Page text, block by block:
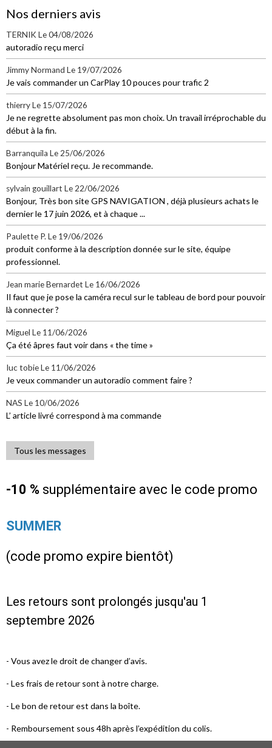
Nos derniers avis
TERNIK Le 04/08/2026
autoradio reçu merci
Jimmy Normand Le 19/07/2026
Je vais commander un CarPlay 10 pouces pour trafic 2
thierryLe 15/07/2026
Je ne regrette absolument pas mon choix. Un travail irréprochable du
début à la fin.
Barranquila Le 25/06/2026
Bonjour Matériel reçu. Je recommande.
sylvain gouillart Le 22/06/2026
Bonjour, Très bon site GPS NAVIGATION , déjà plusieurs achats le
dernier le 17 juin 2026, et à chaque ...
Paulette P. Le 19/06/2026
produit conforme à la description donnée sur le site, équipe
professionnel.
Jean marie Bernardet Le 16/06/2026
Il faut que je pose la caméra recul sur le tableau de bord pour pouvoir
là connecter ?
Miguel Le 11/06/2026
Ça été âpres faut voir dans « the time »
Iuc tobieLe 11/06/2026
Je veux commander un autoradio comment faire ?
NAS Le 10/06/2026
L’ article livré correspond à ma commande
Tous les messages
-10 % supplémentaire avec le code promo
SUMMER
(code promo expire bientôt)
Les retours sont prolongés jusqu'au 1
septembre 2026
- Vous avez le droit de changer d’avis.
- Les frais de retour sont à notre charge.
- Le bon de retour est dans la boîte.
- Remboursement sous 48h après l’expédition du colis.